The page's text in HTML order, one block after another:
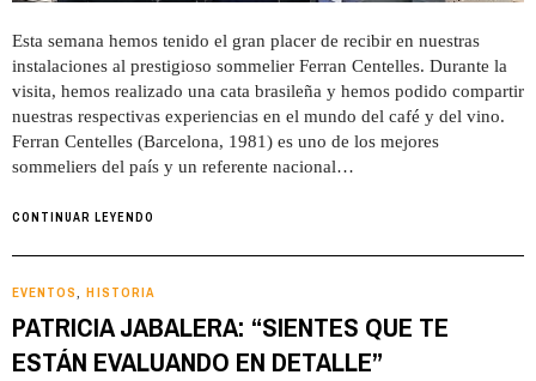
Esta semana hemos tenido el gran placer de recibir en nuestras
instalaciones al prestigioso sommelier Ferran Centelles. Durante la
visita, hemos realizado una cata brasileña y hemos podido compartir
nuestras respectivas experiencias en el mundo del café y del vino.
Ferran Centelles (Barcelona, 1981) es uno de los mejores
sommeliers del país y un referente nacional…
CONTINUAR LEYENDO
EVENTOS HISTORIA
PATRICIA JABALERA: “SIENTES QUE TE
ESTÁN EVALUANDO EN DETALLE”